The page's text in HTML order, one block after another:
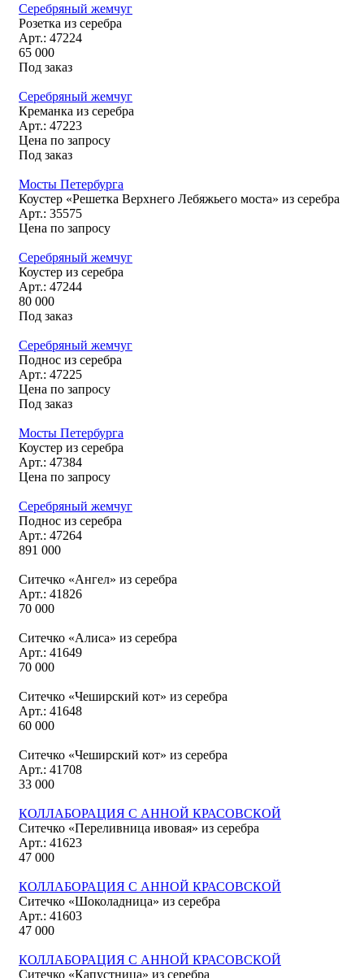
Серебряный жемчуг
Розетка из серебра
Арт.: 47224
65 000
Под заказ
Серебряный жемчуг
Креманка из серебра
Арт.: 47223
Цена по запросу
Под заказ
Мосты Петербурга
Коустер «Решетка Верхнего Лебяжьего моста» из серебра
Арт.: 35575
Цена по запросу
Серебряный жемчуг
Коустер из серебра
Арт.: 47244
80 000
Под заказ
Серебряный жемчуг
Поднос из серебра
Арт.: 47225
Цена по запросу
Под заказ
Мосты Петербурга
Коустер из серебра
Арт.: 47384
Цена по запросу
Серебряный жемчуг
Поднос из серебра
Арт.: 47264
891 000
Ситечко «Ангел» из серебра
Арт.: 41826
70 000
Ситечко «Алиса» из серебра
Арт.: 41649
70 000
Ситечко «Чеширский кот» из серебра
Арт.: 41648
60 000
Ситечко «Чеширский кот» из серебра
Арт.: 41708
33 000
КОЛЛАБОРАЦИЯ С АННОЙ КРАСОВСКОЙ
Ситечко «Переливница ивовая» из серебра
Арт.: 41623
47 000
КОЛЛАБОРАЦИЯ С АННОЙ КРАСОВСКОЙ
Ситечко «Шоколадница» из серебра
Арт.: 41603
47 000
КОЛЛАБОРАЦИЯ С АННОЙ КРАСОВСКОЙ
Ситечко «Капустница» из серебра